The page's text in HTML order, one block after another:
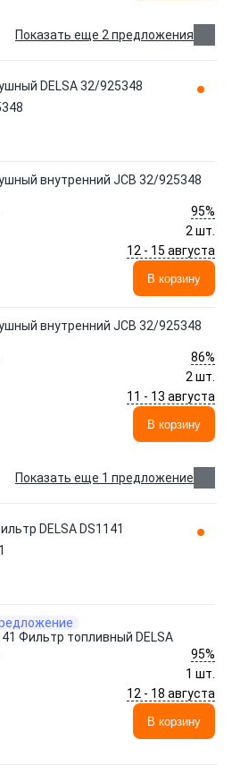
Показать еще 2 предложения
DELSA 32/925348
внутренний JCB 32/925348
95%
2 шт.
12 - 15 августа
В корзину
внутренний JCB 32/925348
86%
2 шт.
11 - 13 августа
В корзину
Показать еще 1 предложение
DELSA DS1141
Фильтр топливный DELSA
95%
1 шт.
12 - 18 августа
В корзину